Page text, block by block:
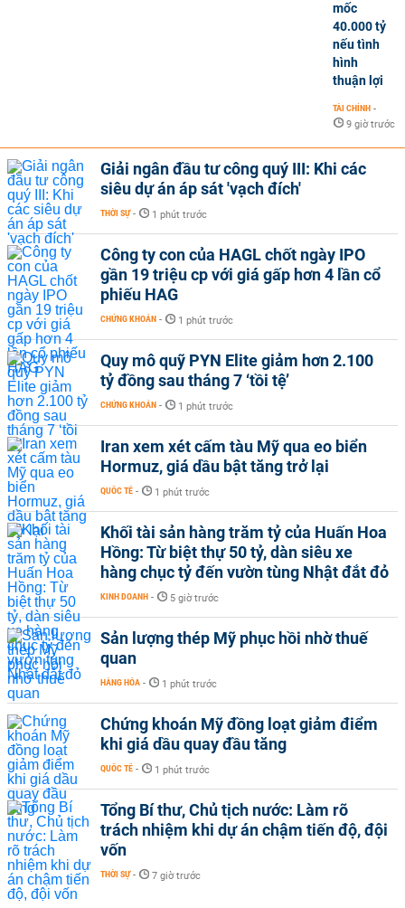
mốc
40.000 tỷ
nếu tình
hình
thuận lợi
TÀI CHÍNH -
9 giờ trước
Giải ngân đầu tư công quý III: Khi các
siêu dự án áp sát 'vạch đích'
THỜI SỰ - 1 phút trước
Công ty con của HAGL chốt ngày IPO
gần 19 triệu cp với giá gấp hơn 4 lần cổ
phiếu HAG
CHỨNG KHOÁN - 1 phút trước
Quy mô quỹ PYN Elite giảm hơn 2.100
tỷ đồng sau tháng 7 ‘tồi tệ’
CHỨNG KHOÁN - 1 phút trước
Iran xem xét cấm tàu Mỹ qua eo biển
Hormuz, giá dầu bật tăng trở lại
QUỐC TẾ - 1 phút trước
Khối tài sản hàng trăm tỷ của Huấn Hoa
Hồng: Từ biệt thự 50 tỷ, dàn siêu xe
hàng chục tỷ đến vườn tùng Nhật đắt đỏ
KINH DOANH - 5 giờ trước
Sản lượng thép Mỹ phục hồi nhờ thuế
quan
HÀNG HÓA - 1 phút trước
Chứng khoán Mỹ đồng loạt giảm điểm
khi giá dầu quay đầu tăng
QUỐC TẾ - 1 phút trước
Tổng Bí thư, Chủ tịch nước: Làm rõ
trách nhiệm khi dự án chậm tiến độ, đội
vốn
THỜI SỰ - 7 giờ trước